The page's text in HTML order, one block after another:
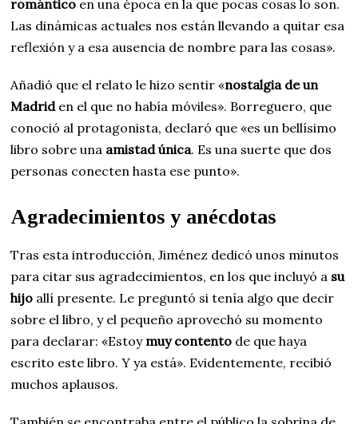
romántico en una época en la que pocas cosas lo son.
Las dinámicas actuales nos están llevando a quitar esa
reflexión y a esa ausencia de nombre para las cosas».
Añadió que el relato le hizo sentir «nostalgia de un
Madriden el que no había móviles». Borreguero, que
conoció al protagonista, declaró que «es un bellísimo
libro sobre una amistad única. Es una suerte que dos
personas conecten hasta ese punto».
Agradecimientos y anécdotas
Tras esta introducción, Jiménez dedicó unos minutos
para citar sus agradecimientos, en los que incluyó a su
hijo allí presente. Le preguntó si tenía algo que decir
sobre el libro, y el pequeño aprovechó su momento
para declarar: «Estoy muy contento de que haya
escrito este libro. Y ya está». Evidentemente, recibió
muchos aplausos.